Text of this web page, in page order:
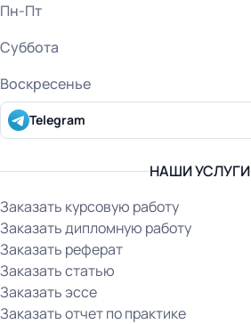
НАШИ УСЛУГИ
Заказать курсовую работу
Заказать дипломную работу
Заказать реферат
Заказать статью
Заказать эссе
Заказать отчет по практике
Пн-Пт
Суббота
Воскресенье
Telegram